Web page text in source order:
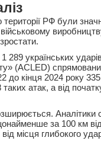
території РФ були
українських
(ACLED)
кінця 2024 року
атак, а від
Аналітики
за 100 км
від місця глибокого